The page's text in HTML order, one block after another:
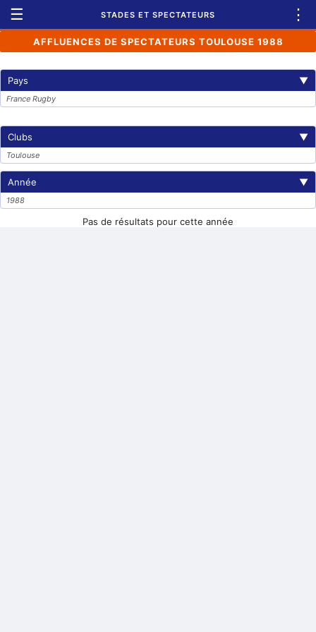
☰ STADES ET SPECTATEURS ⋮
AFFLUENCES DE SPECTATEURS TOULOUSE 1988
Pays ▼
France Rugby
Clubs ▼
Toulouse
Année ▼
1988
Pas de résultats pour cette année